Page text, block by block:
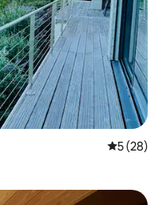
5 de uma
5 (28)